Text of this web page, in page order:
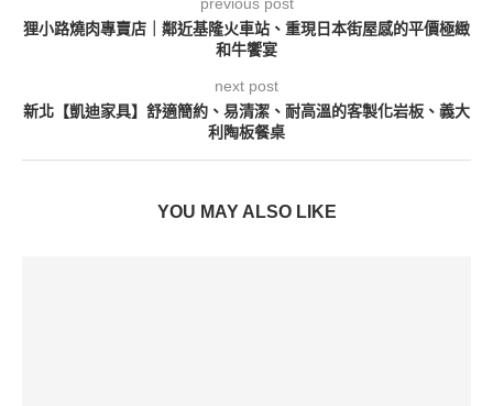
狸小路燒肉專賣店｜鄰近基隆火車站、重現日本街屋感的平價極緻
和牛饗宴
next post
新北【凱迪家具】舒適簡約、易清潔、耐高溫的客製化岩板、義大
利陶板餐桌
YOU MAY ALSO LIKE